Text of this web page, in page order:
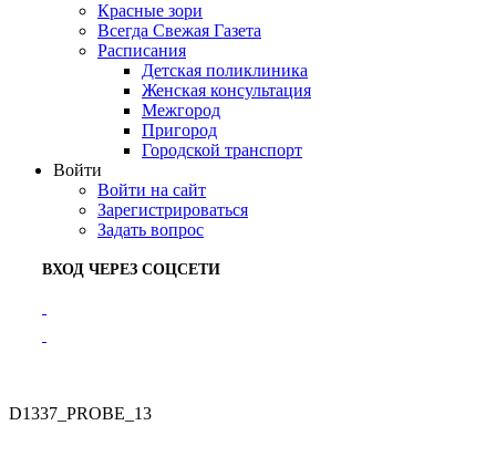
Красные зори
Всегда Свежая Газета
Расписания
Детская поликлиника
Женская консультация
Межгород
Пригород
Городской транспорт
Войти
Войти на сайт
Зарегистрироваться
Задать вопрос
ВХОД ЧЕРЕЗ СОЦСЕТИ